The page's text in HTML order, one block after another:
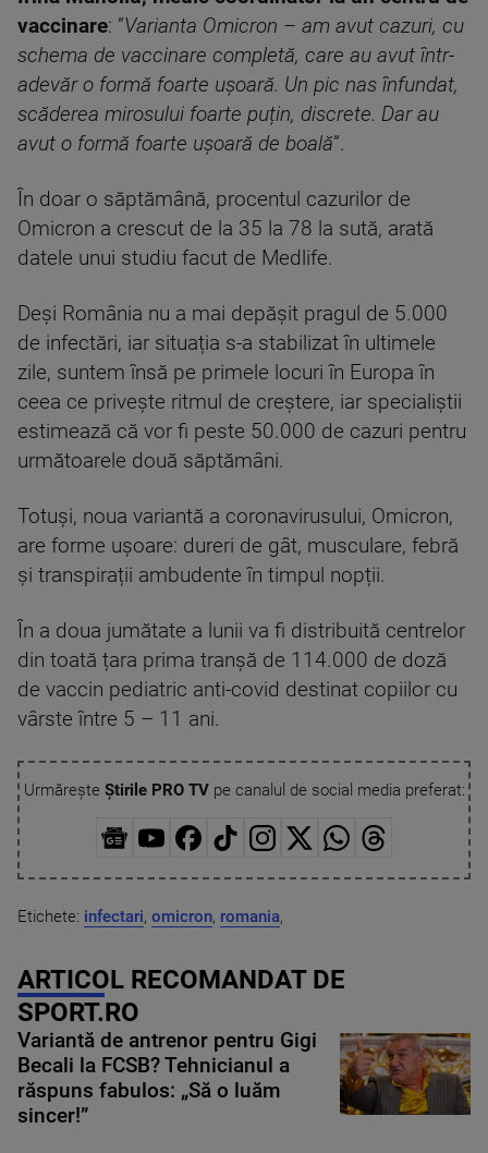
vaccinare: ”Varianta Omicron – am avut cazuri, cu
schema de vaccinare completă, care au avut într-
adevăr o formă foarte ușoară. Un pic nas înfundat,
scăderea mirosului foarte puțin, discrete. Dar au
avut o formă foarte ușoară de boală”.
În doar o săptămână, procentul cazurilor de
Omicron a crescut de la 35 la 78 la sută, arată
datele unui studiu facut de Medlife.
Deși România nu a mai depășit pragul de 5.000
de infectări, iar situația s-a stabilizat în ultimele
zile, suntem însă pe primele locuri în Europa în
ceea ce privește ritmul de creștere, iar specialiștii
estimează că vor fi peste 50.000 de cazuri pentru
următoarele două săptămâni.
Totuși, noua variantă a coronavirusului, Omicron,
are forme ușoare: dureri de gât, musculare, febră
și transpirații ambudente în timpul nopții.
În a doua jumătate a lunii va fi distribuită centrelor
din toată țara prima tranșă de 114.000 de doză
de vaccin pediatric anti-covid destinat copiilor cu
vârste între 5 – 11 ani.
Urmărește Știrile PRO TVpe canalul de social media preferat:
Etichete: infectari, omicron, romania,
ARTICOL RECOMANDAT DE
SPORT.RO
Variantă de antrenor pentru Gigi
Becali la FCSB? Tehnicianul a
răspuns fabulos: „Să o luăm
sincer!”